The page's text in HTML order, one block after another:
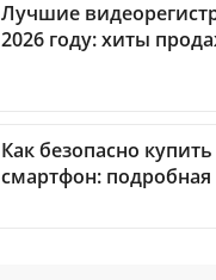
Лучшие
2026 году: хиты
Как безопасно
смартфон: подробная